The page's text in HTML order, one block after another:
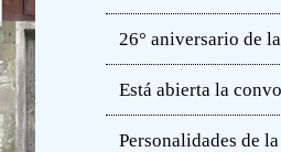
26° aniversario de
Está abierta la
Personalidades de